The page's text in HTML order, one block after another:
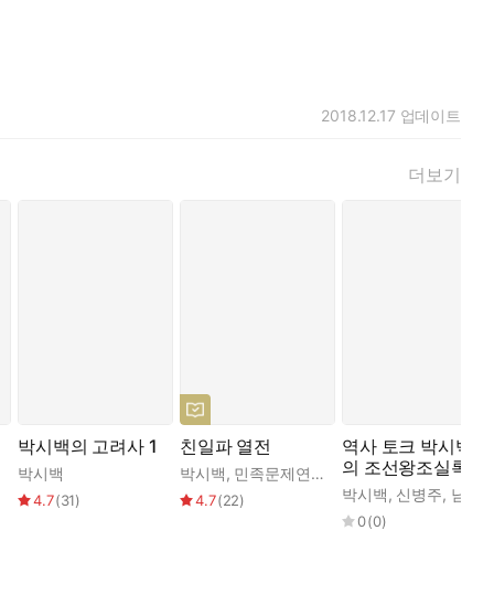
2018.12.17 업데이트
더보기
박시백의 고려사 1
박시백
4.7(31)
친일파 열전
박시백, 민족문제연구소
4.7(22)
역사 토크 박시백
의 조선왕조실록 1
박시백, 신병주, 남경태
0(0)